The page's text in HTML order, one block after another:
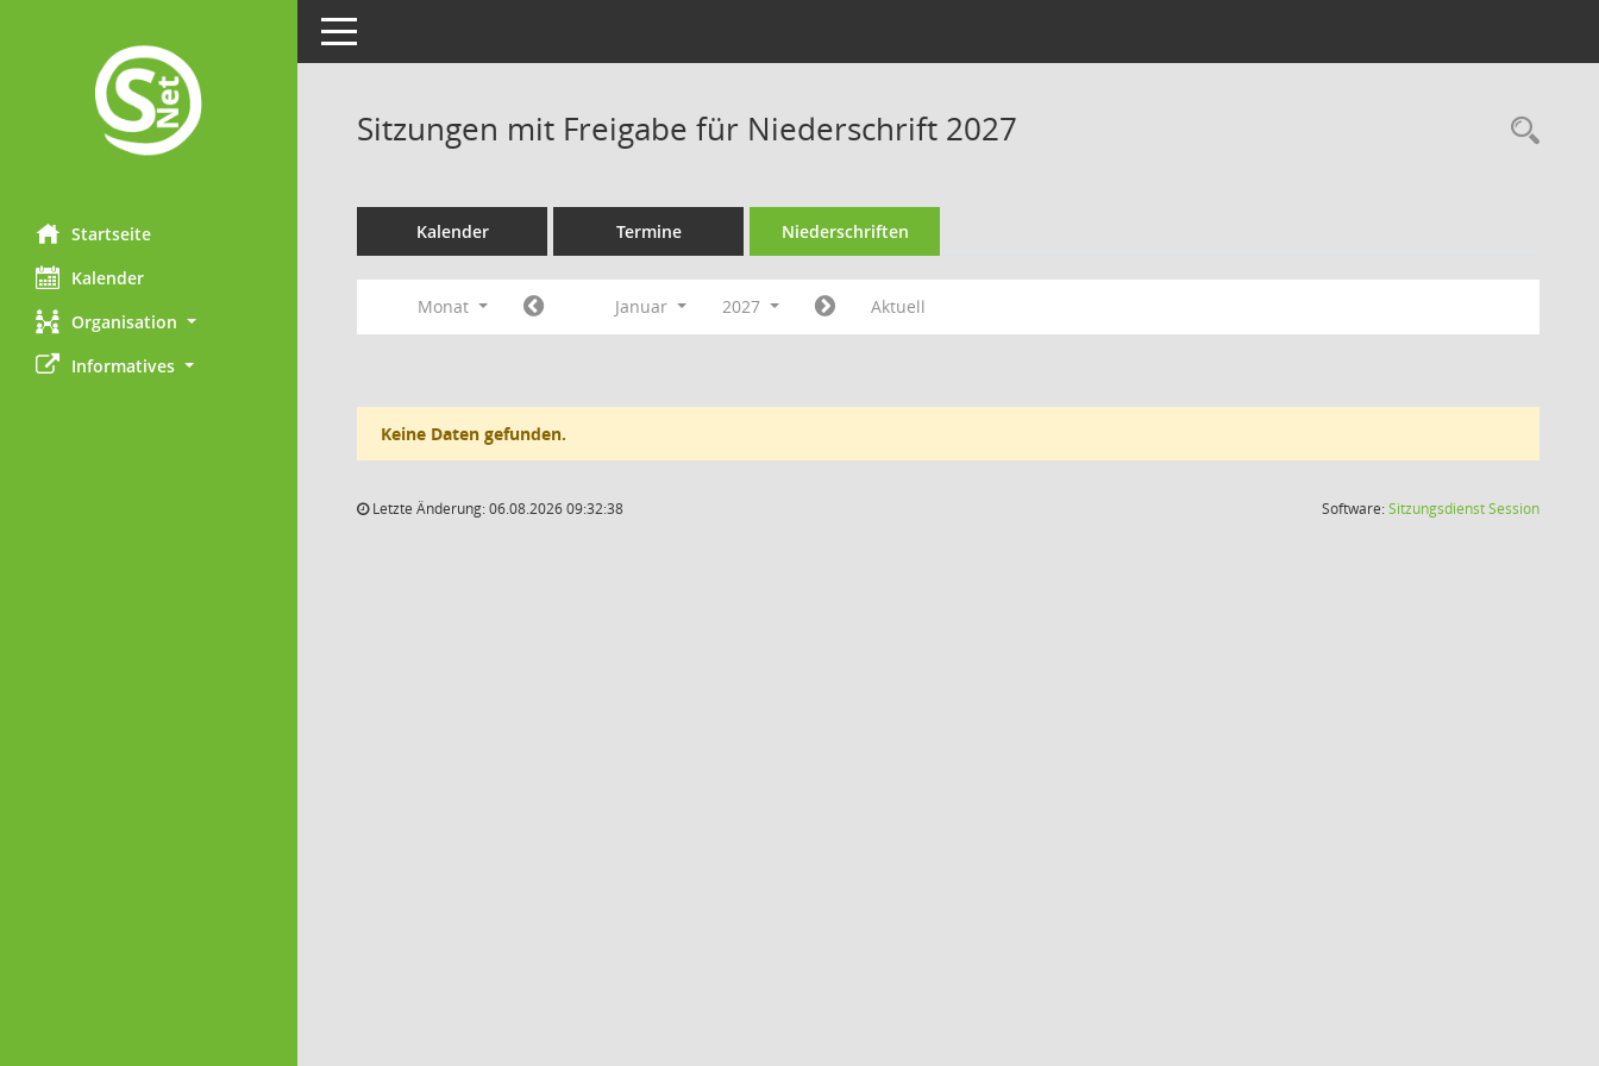
Startseite
Kalender
Organisation
Informatives
Toggle navigation
Sitzungen mit Freigabe für Niederschrift 2027
Kalender Termine Niederschriften
Monat Januar 2027 Aktuell
Keine Daten gefunden.
Letzte Änderung: 06.08.2026 09:32:38 Software:SitzungsdienstSession(Wird in